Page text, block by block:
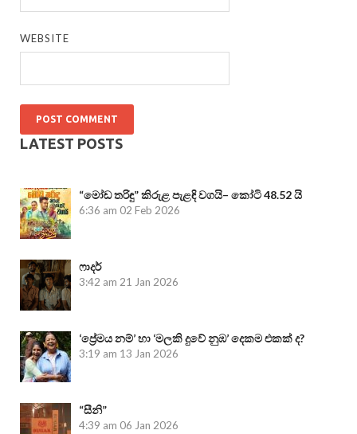
WEBSITE
LATEST POSTS
“මෝඩ තරිඳු” කිරුළ පැළඳි වගයි– කෝටි 48.52 යි
6:36 am 02 Feb 2026
ෆාදර්
3:42 am 21 Jan 2026
‘ප්‍රේමය නම්’ හා ‘මලකි දුවේ නුඹ’ දෙකම එකක් ද?
3:19 am 13 Jan 2026
“සීනි”
4:39 am 06 Jan 2026